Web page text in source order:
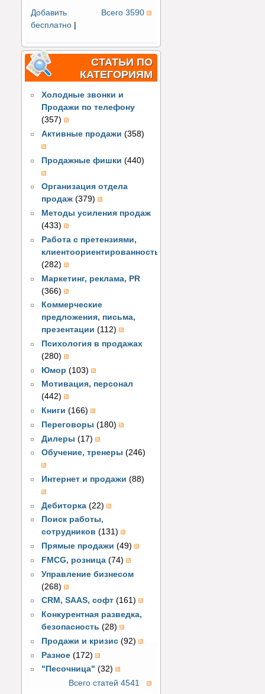
Всего 3590
Добавить
бесплатно |
СТАТЬИ ПО
КАТЕГОРИЯМ
Холодные звонки и
Продажи по телефону
(357)
Активные продажи (358)
Продажные фишки (440)
Организация отдела
продаж (379)
Методы усиления продаж
(433)
Работа с претензиями,
клиентоориентированность
(282)
Маркетинг, реклама, PR
(366)
Коммерческие
предложения, письма,
презентации (112)
Психология в продажах
(280)
Юмор (103)
Мотивация, персонал
(442)
Книги (166)
Переговоры (180)
Дилеры (17)
Обучение, тренеры (246)
Интернет и продажи (88)
Дебиторка (22)
Поиск работы,
сотрудников (131)
Прямые продажи (49)
FMCG, розница (74)
Управление бизнесом
(268)
CRM, SAAS, софт (161)
Конкурентная разведка,
безопасность (28)
Продажи и кризис (92)
Разное (172)
"Песочница" (32)
Всего статей 4541